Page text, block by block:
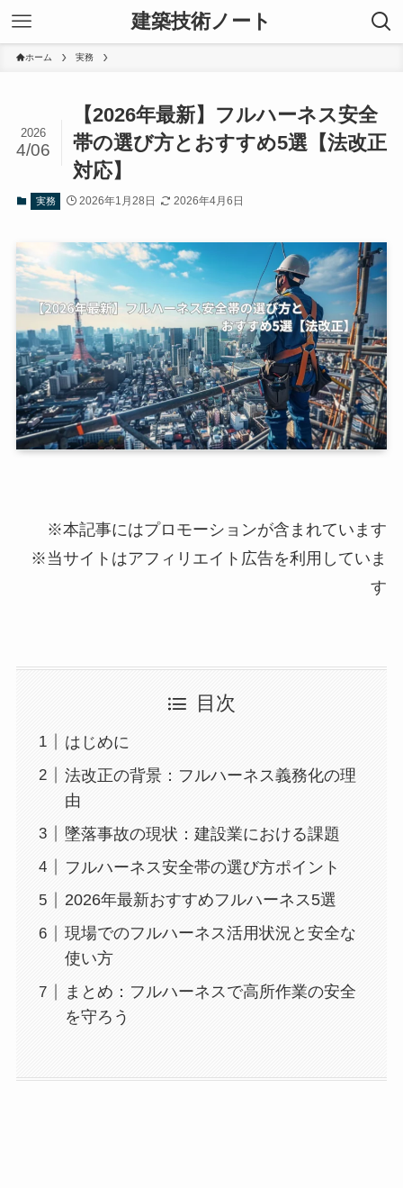
建築技術ノート
ホーム 実務
【2026年最新】フルハーネス安全
帯の選び方とおすすめ5選【法改正
対応】
2026
4/06
実務 2026年1月28日 2026年4月6日
※本記事にはプロモーションが含まれています
※当サイトはアフィリエイト広告を利用していま
す
目次
はじめに
法改正の背景：フルハーネス義務化の理
由
墜落事故の現状：建設業における課題
フルハーネス安全帯の選び方ポイント
2026年最新おすすめフルハーネス5選
現場でのフルハーネス活用状況と安全な
使い方
まとめ：フルハーネスで高所作業の安全
を守ろう